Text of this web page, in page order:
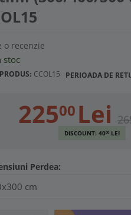
o recenzie
stoc
CCOL15 PERIOADA DE
22500 Lei
DISCOUNT: 4000LEI
Perdea:
cm